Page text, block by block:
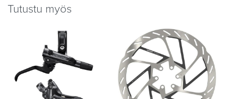
Tutustu myös